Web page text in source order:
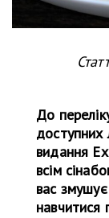
До
доступних
видання
всім
вас
навчитися